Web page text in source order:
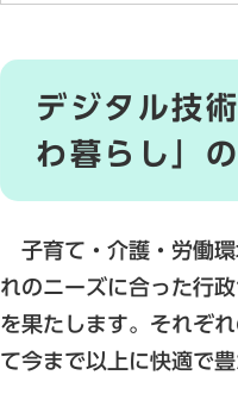
デジタル技
わ暮らし」
子育て・介護・労働環
れのニーズに合った行
を果たします。それぞ
て今まで以上に快適で